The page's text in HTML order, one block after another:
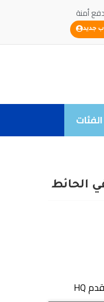
أمنة
جديد
الحائط